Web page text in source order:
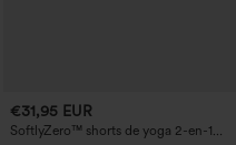
€31,95 EUR
SoftlyZero™ shorts de yoga 2-en-1